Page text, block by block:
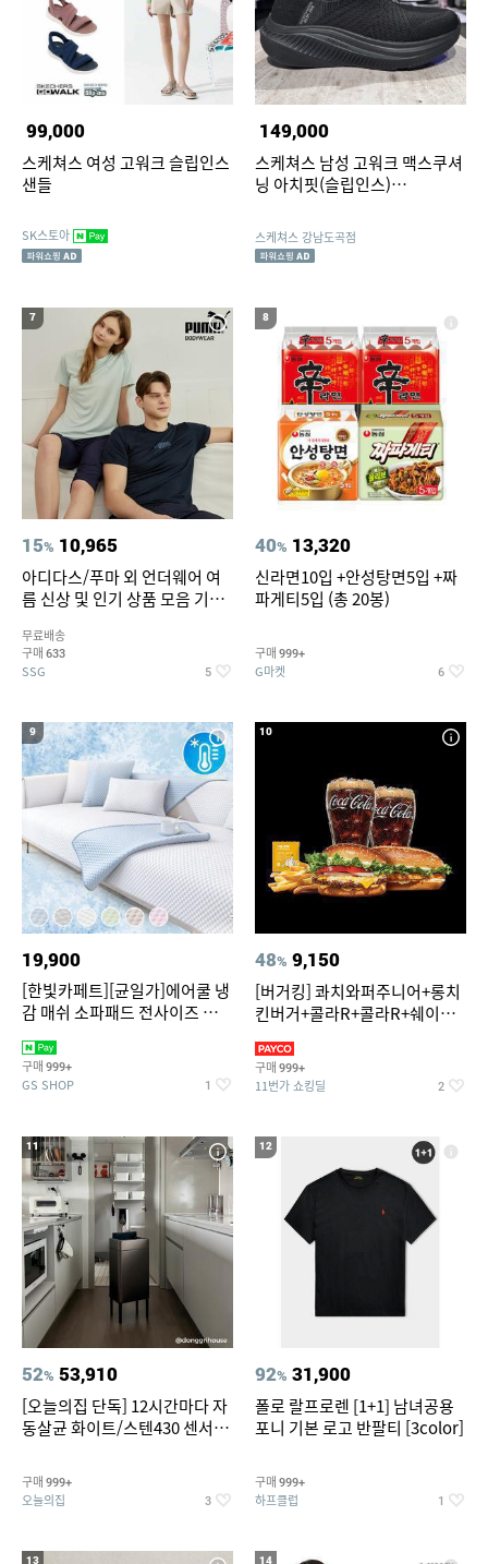
99,000
스케쳐스 여성 고워크 슬립인스
샌들
SK스토아
149,000
스케쳐스 남성 고워크 맥스쿠셔
닝 아치핏(슬립인스)
스케쳐스 강남도곡점
7
15% 10,965
아디다스/푸마 외 언더웨어 여
름 신상 및 인기 상품 모음 기획
무료배송
구매 633
SSG 5
8
40% 13,320
신라면10입 +안성탕면5입 +짜
파게티5입 (총 20봉)
구매 999+
G마켓 6
9
19,900
[한빛카페트][균일가]에어쿨 냉
감 매쉬 소파패드 전사이즈 균일
구매 999+
GS SHOP 1
10
48% 9,150
[버거킹] 콰치와퍼주니어+롱치
킨버거+콜라R+콜라R+쉐이킹
구매 999+
11번가 쇼킹딜 2
11
52% 53,910
[오늘의집 단독] 12시간마다 자
동살균 화이트/스텐430 센서휴
구매 999+
오늘의집 3
12
92% 31,900
폴로 랄프로렌 [1+1] 남녀공용
포니 기본 로고 반팔티 [3color]
구매 999+
하프클럽 1
13 14